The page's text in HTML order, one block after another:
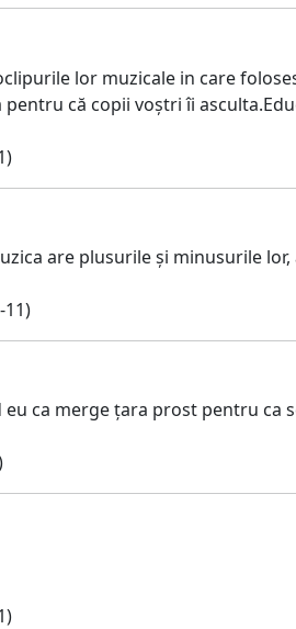
lor muzicale in care
că copii voștri îi
are plusurile și minusurile
11)
ca merge țara prost pentru ca